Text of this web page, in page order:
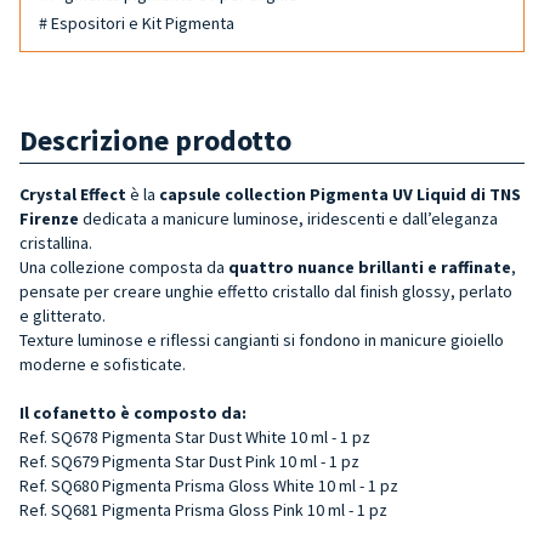
# Espositori e Kit Pigmenta
Descrizione prodotto
Crystal Effect è la capsule collection Pigmenta UV Liquid di TNS
Firenze dedicata a manicure luminose, iridescenti e dall’eleganza
cristallina.
Una collezione composta da quattro nuance brillanti e raffinate,
pensate per creare unghie effetto cristallo dal finish glossy, perlato
e glitterato.
Texture luminose e riflessi cangianti si fondono in manicure gioiello
moderne e sofisticate.
Il cofanetto è composto da:
Ref. SQ678 Pigmenta Star Dust White 10 ml - 1 pz
Ref. SQ679 Pigmenta Star Dust Pink 10 ml - 1 pz
Ref. SQ680 Pigmenta Prisma Gloss White 10 ml - 1 pz
Ref. SQ681 Pigmenta Prisma Gloss Pink 10 ml - 1 pz